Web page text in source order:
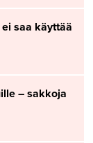
saa käyttää
– sakkoja